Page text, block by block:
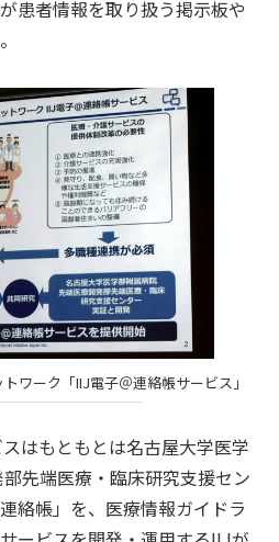
患者情報を取り扱う掲示板や
ワーク「IIJ電子＠連絡帳サービス」
はもともとは名古屋大学医学
先端医療・臨床研究支援セン
絡帳」を、医療情報ガイドラ